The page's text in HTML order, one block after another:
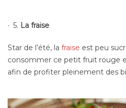
5. La fraise
Star de l’été, la fraise est peu
consommer ce petit fruit rouge
afin de profiter pleinement des